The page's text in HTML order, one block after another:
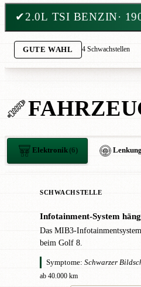
✔2.0L TSI BENZIN·
GUTE WAHL 4 Schwachstellen
Elektronik(6) Lenkung
SCHWACHSTELLE
Infotainment-System
Das MIB3-
beim Golf 8.
Symptome: Schwarzer
ab 40.000 km